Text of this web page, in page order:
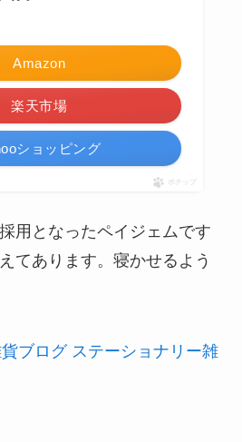
Amazon
楽天市場
ショッピング
ポチップ
用となったペイジェムです
てあります。寝かせるよう